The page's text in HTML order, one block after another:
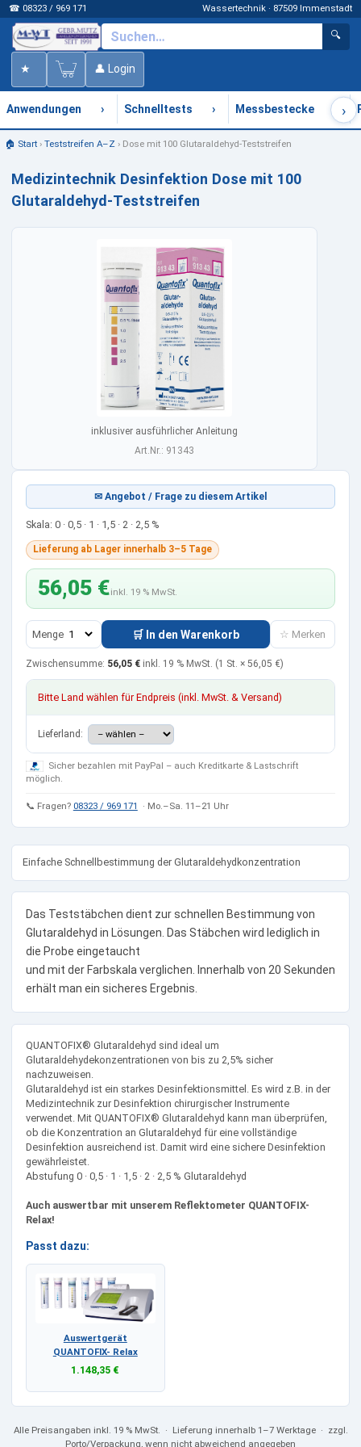
☎ 08323 / 969 171 Wassertechnik · 87509 Immenstadt
🔍
★ 👤 Login
Anwendungen › Schnelltests › Messbestecke ›
🏠 Start› Teststreifen A–Z› Dose mit 100 Glutaraldehyd-Teststreifen
Medizintechnik Desinfektion Dose mit 100
Glutaraldehyd-Teststreifen
inklusiver ausführlicher Anleitung
Art.Nr.: 91343
✉ Angebot / Frage zu diesem Artikel
Skala: 0 · 0,5 · 1 · 1,5 · 2 · 2,5 %
Lieferung ab Lager innerhalb 3–5 Tage
56,05 €inkl. 19 % MwSt.
Menge 🛒 In den Warenkorb ☆ Merken
Zwischensumme: 56,05 € inkl. 19 % MwSt. (1 St. × 56,05 €)
Bitte Land wählen für Endpreis (inkl. MwSt. & Versand)
Lieferland:
Sicher bezahlen mit PayPal – auch Kreditkarte & Lastschrift
möglich.
📞 Fragen? 08323 / 969 171 · Mo.–Sa. 11–21 Uhr
Einfache Schnellbestimmung der Glutaraldehydkonzentration
Das Teststäbchen dient zur schnellen Bestimmung von
Glutaraldehyd in Lösungen. Das Stäbchen wird lediglich in
die Probe eingetaucht
und mit der Farbskala verglichen. Innerhalb von 20 Sekunden
erhält man ein sicheres Ergebnis.
QUANTOFIX® Glutaraldehyd sind ideal um
Glutaraldehydekonzentrationen von bis zu 2,5% sicher
nachzuweisen.
Glutaraldehyd ist ein starkes Desinfektionsmittel. Es wird z.B. in der
Medizintechnik zur Desinfektion chirurgischer Instrumente
verwendet. Mit QUANTOFIX® Glutaraldehyd kann man überprüfen,
ob die Konzentration an Glutaraldehyd für eine vollständige
Desinfektion ausreichend ist. Damit wird eine sichere Desinfektion
gewährleistet.
Abstufung 0 · 0,5 · 1 · 1,5 · 2 · 2,5 % Glutaraldehyd
Auch auswertbar mit unserem Reflektometer QUANTOFIX-
Relax!
Passt dazu:
Auswertgerät
QUANTOFIX- Relax
1.148,35 €
Alle Preisangaben inkl. 19 % MwSt. · Lieferung innerhalb 1–7 Werktage · zzgl.
Porto/Verpackung, wenn nicht abweichend angegeben